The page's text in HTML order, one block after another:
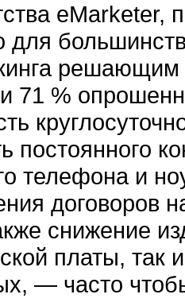
eMarketer,
для
решающим
71 %
постоянного
телефона и
договоров
снижение
платы, так
— часто